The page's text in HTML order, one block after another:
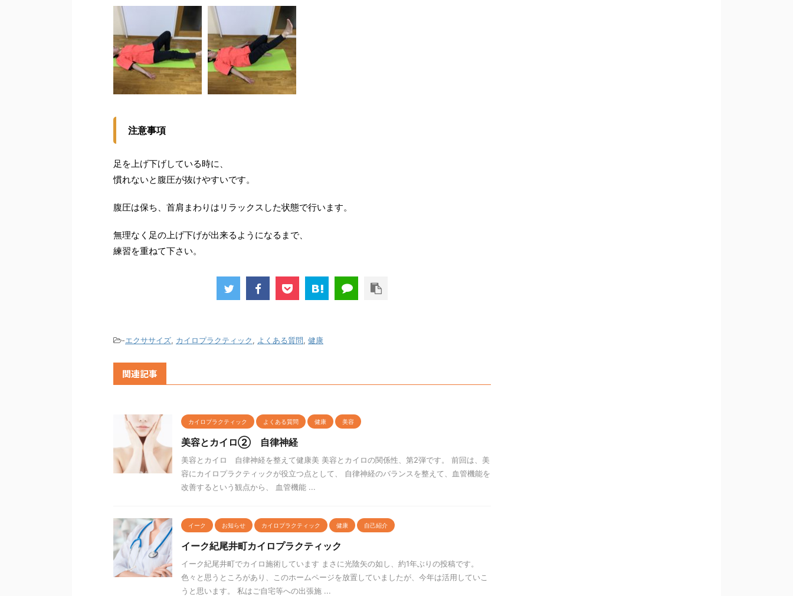
注意事項
足を上げ下げしている時に、
慣れないと腹圧が抜けやすいです。
腹圧は保ち、首肩まわりはリラックスした状態で行います。
無理なく足の上げ下げが出来るようになるまで、
練習を重ねて下さい。
-エクササイズ, カイロプラクティック, よくある質問, 健康
関連記事
カイロプラクティック よくある質問 健康 美容
美容とカイロ② 自律神経
美容とカイロ 自律神経を整えて健康美 美容とカイロの関係性、第2弾です。 前回は、美
容にカイロプラクティックが役立つ点として、 自律神経のバランスを整えて、血管機能を
改善するという観点から、 血管機能 ...
イーク お知らせ カイロプラクティック 健康 自己紹介
イーク紀尾井町カイロプラクティック
イーク紀尾井町でカイロ施術しています まさに光陰矢の如し、約1年ぶりの投稿です。
色々と思うところがあり、このホームページを放置していましたが、今年は活用していこ
うと思います。 私はご自宅等への出張施 ...